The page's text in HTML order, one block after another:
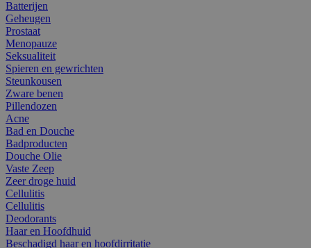
Batterijen
Geheugen
Prostaat
Menopauze
Seksualiteit
Spieren en gewrichten
Steunkousen
Zware benen
Pillendozen
Acne
Bad en Douche
Badproducten
Douche Olie
Vaste Zeep
Zeer droge huid
Cellulitis
Cellulitis
Deodorants
Haar en Hoofdhuid
Beschadigd haar en hoofdirritatie